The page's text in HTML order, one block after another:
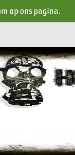
op ons pagina.